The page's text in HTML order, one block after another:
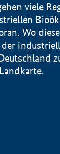
viele
Wo diese